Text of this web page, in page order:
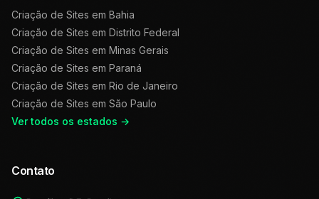
Criação de Sites em Bahia
Criação de Sites em Distrito Federal
Criação de Sites em Minas Gerais
Criação de Sites em Paraná
Criação de Sites em Rio de Janeiro
Criação de Sites em São Paulo
Ver todos os estados →
Contato